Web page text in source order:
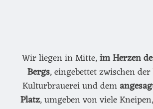
Wir liegen in Mitte,im Herzen
Bergs, eingebettet zwischen
Kulturbrauerei und dem
Platz, umgeben von viele